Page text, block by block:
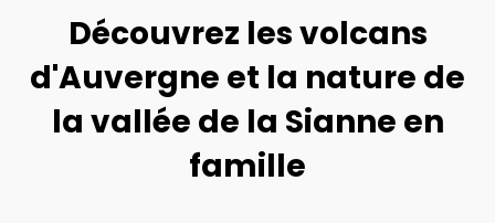
Découvrez les volcans
d'Auvergne et la nature de
la vallée de la Sianne en
famille